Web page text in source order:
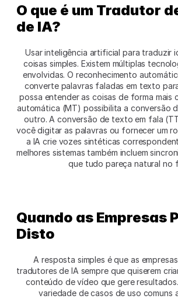
O que é um Tradutor
de IA?
Usar inteligência artificial para traduzir
coisas simples. Existem múltiplas
envolvidas. O reconhecimento
converte palavras faladas em texto
possa entender as coisas de forma mais
automática (MT) possibilita a conversão
outro. A conversão de texto em fala
você digitar as palavras ou fornecer um
a IA crie vozes sintéticas
melhores sistemas também incluem
que tudo pareça natural no
Quando as Empresas
Disto
A resposta simples é que as
tradutores de IA sempre que quiserem
conteúdo de vídeo que gere
variedade de casos de uso comuns